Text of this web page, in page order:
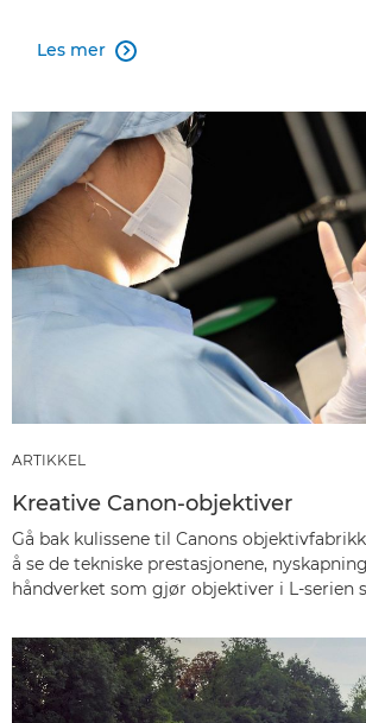
Les mer 
ARTIKKEL
Kreative Canon-objektiver
Gå bak kulissene til Canons
å se de tekniske prestasjonene,
håndverket som gjør objektiver i L-serien